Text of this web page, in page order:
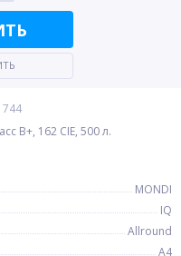
B+, 162 CIE, 500 л.
MONDI
IQ
Allround
A4